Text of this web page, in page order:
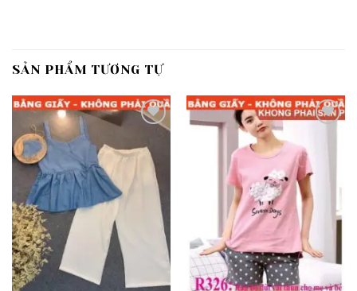
SẢN PHẨM TƯƠNG TỰ
wishlist
wishlist